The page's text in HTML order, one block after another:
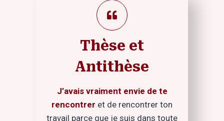
Thèse et
Antithèse
J’avais vraiment envie de te
rencontrer et de rencontrer ton
travail parce que je suis dans toute